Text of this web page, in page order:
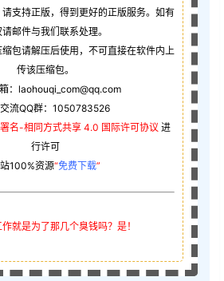
支持正版，得到更好的正版服务。如有
邮件与我们联系处理。
包请解压后使用，不可直接在软件内上
传该压缩包。
：laohouqi_com@qq.com
流QQ群：1050783526
名-相同方式共享 4.0 国际许可协议 进
行许可
100%资源“免费下载”
就是为了那几个臭钱吗？是！